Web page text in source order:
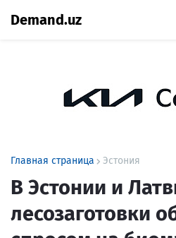
Demand.uz
Главная страница Эстония
В Эстонии и
лесозаготовки